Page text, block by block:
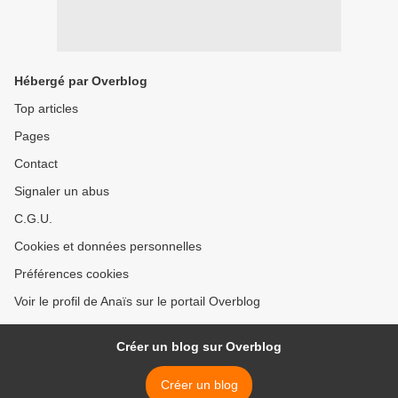
Hébergé par Overblog
Top articles
Pages
Contact
Signaler un abus
C.G.U.
Cookies et données personnelles
Préférences cookies
Voir le profil de Anaïs sur le portail Overblog
Créer un blog sur Overblog
Créer un blog